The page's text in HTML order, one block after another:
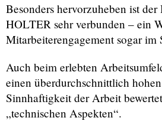
Besonders hervorzuheben ist
HOLTER sehr verbunden – ein
Mitarbeiterengagement sogar
Auch beim erlebten
einen überdurchschnittlich
Sinnhaftigkeit der Arbeit
„technischen Aspekten“.